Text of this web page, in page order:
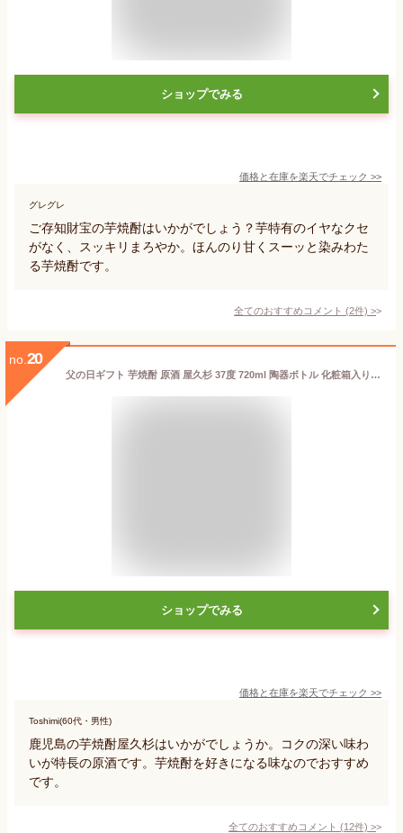
ショップでみる
価格と在庫を楽天でチェック >>
グレグレ
ご存知財宝の芋焼酎はいかがでしょう？芋特有のイヤなクセ
がなく、スッキリまろやか。ほんのり甘くスーッと染みわた
る芋焼酎です。
全てのおすすめコメント (2件) >
no. 20
父の日ギフト 芋焼酎 原酒 屋久杉 37度 720ml 陶器ボトル 化粧箱入り / 誕生日 ギフト 対応無料 本坊酒造 原酒 焼酎 お中元 男性 高級 プレゼント / 本坊酒造 公式通販
ショップでみる
価格と在庫を楽天でチェック >>
Toshimi(60代・男性)
鹿児島の芋焼酎屋久杉はいかがでしょうか。コクの深い味わ
いが特長の原酒です。芋焼酎を好きになる味なのでおすすめ
です。
全てのおすすめコメント (12件) >